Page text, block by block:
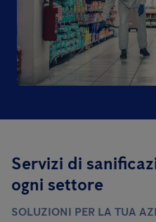
Servizi di
ogni settore
SOLUZIONI PER LA TUA